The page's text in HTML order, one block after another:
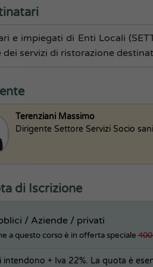
e impiegati di Enti Locali
dei servizi di ristorazione
Terenziani Massimo
Dirigente Settore Servizi Socio
di Iscrizione
/ Aziende / privati
a questo corso è in offerta speciale
intendono + Iva 22%. La quota è